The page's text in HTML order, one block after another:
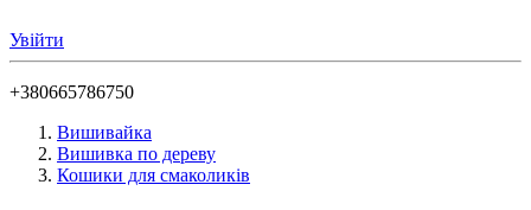
Увійти
+380665786750
Вишивайка
Вишивка по дереву
Кошики для смаколиків